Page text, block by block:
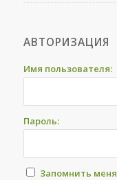
АВТОРИЗАЦИЯ
Имя пользователя:
Пароль:
Запомнить меня